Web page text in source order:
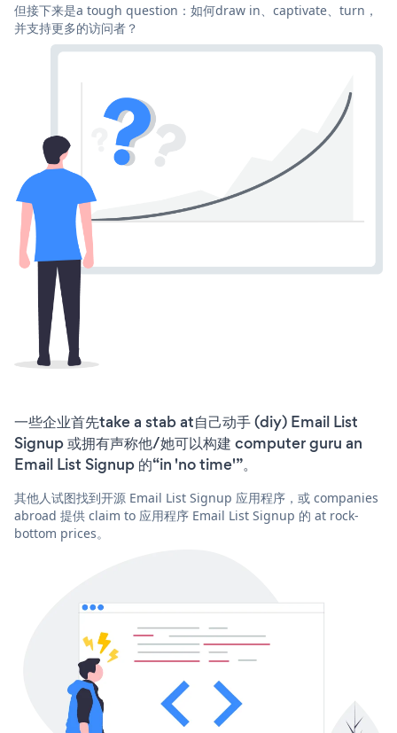
但接下来是a tough question：如何draw in、captivate、turn，
并支持更多的访问者？
一些企业首先take a stab at自己动手 (diy) Email List
Signup 或拥有声称他/她可以构建 computer guru an
Email List Signup 的“in 'no time'”。
其他人试图找到开源 Email List Signup 应用程序，或 companies
abroad 提供 claim to 应用程序 Email List Signup 的 at rock-
bottom prices。